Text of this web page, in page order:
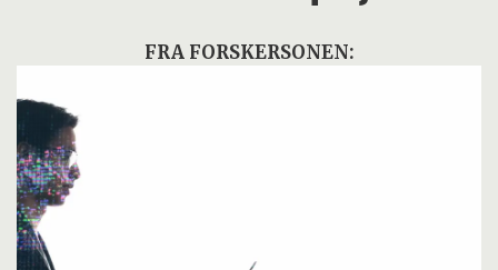
FRA FORSKERSONEN: